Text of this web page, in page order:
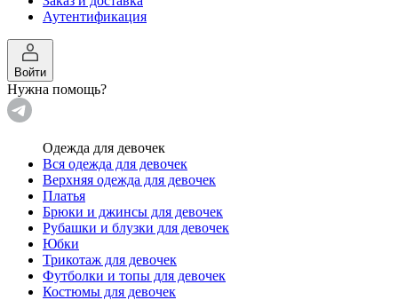
Аутентификация
Войти
Нужна помощь?
Одежда для девочек
Вся одежда для девочек
Верхняя одежда для девочек
Платья
Брюки и джинсы для девочек
Рубашки и блузки для девочек
Юбки
Трикотаж для девочек
Футболки и топы для девочек
Костюмы для девочек